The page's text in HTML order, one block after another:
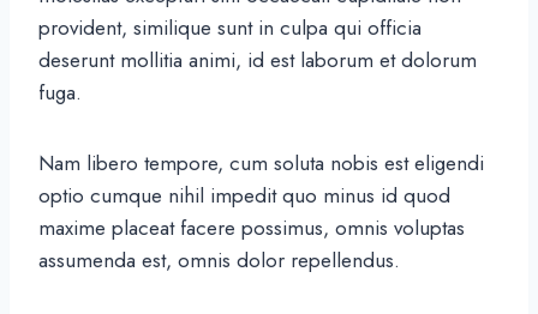
provident, similique sunt in culpa qui officia
deserunt mollitia animi, id est laborum et dolorum
fuga.
Nam libero tempore, cum soluta nobis est eligendi
optio cumque nihil impedit quo minus id quod
maxime placeat facere possimus, omnis voluptas
assumenda est, omnis dolor repellendus.